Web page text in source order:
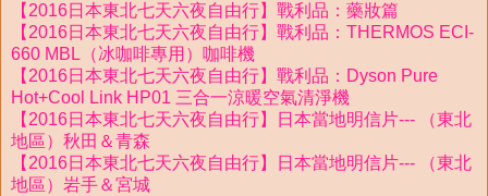
【2016日本東北七天六夜自由行】戰利品：藥妝篇
【2016日本東北七天六夜自由行】戰利品：THERMOS ECI-
660 MBL（冰咖啡專用）咖啡機
【2016日本東北七天六夜自由行】戰利品：Dyson Pure
Hot+Cool Link HP01 三合一涼暖空氣清淨機
【2016日本東北七天六夜自由行】日本當地明信片--- （東北
地區）秋田＆青森
【2016日本東北七天六夜自由行】日本當地明信片--- （東北
地區）岩手＆宮城